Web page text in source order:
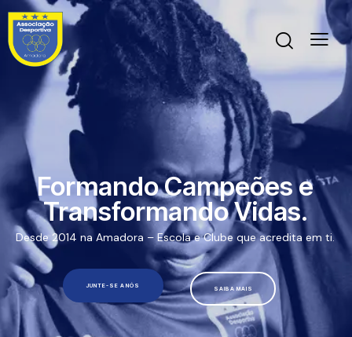
SAIBA MAIS
JUNTE-SE A NÓS
Desde 2014 na Amadora – Escola e Clube que acredita em ti.
Formando Campeões e
Transformando Vidas.